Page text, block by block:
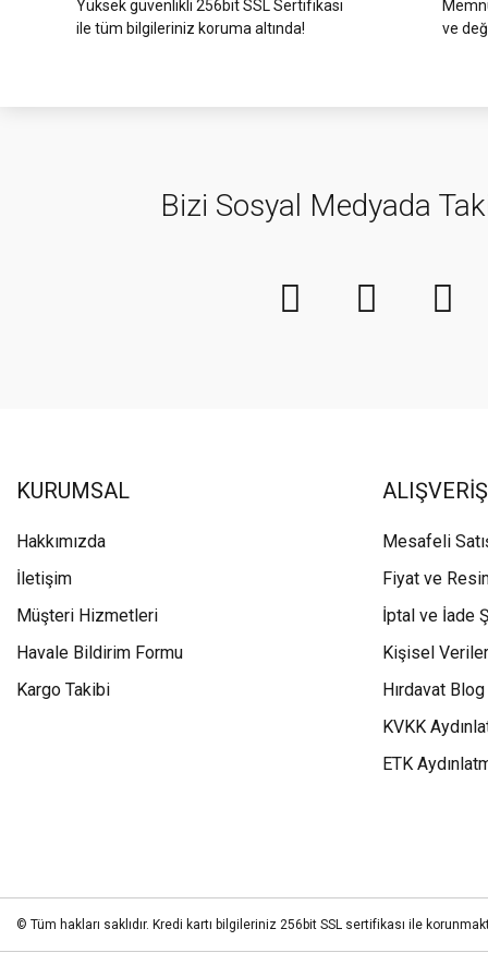
Yüksek güvenlikli 256bit SSL Sertifikası
ile tüm bilgileriniz koruma altında!
ve
Bizi Sosyal Medyada
KURUMSAL
Hakkımızda
İletişim
Müşteri Hizmetleri
Havale Bildirim Formu
Kargo Takibi
ALIŞVERİŞ
Mesafeli
Fiyat ve
İptal ve İade
Kişisel
Hırdavat Blog
KVKK
ETK
© Tüm hakları saklıdır. Kredi kartı bilgileriniz 256bit SSL sertifikası ile